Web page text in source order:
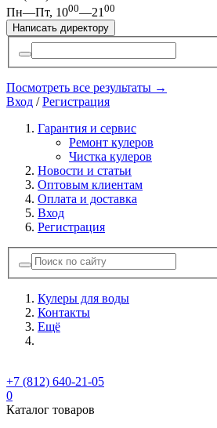
Пн—Пт, 1000—21 00
Написать директору
Посмотреть все результаты →
Вход /Регистрация
Гарантия и сервис
Ремонт кулеров
Чистка кулеров
Новости и статьи
Оптовым клиентам
Оплата и доставка
Вход
Регистрация
Кулеры для воды
Контакты
Ещё
+7 (812) 640-21-05
0
Каталог товаров